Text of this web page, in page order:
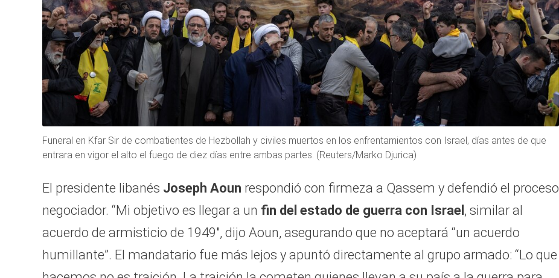
Funeral en Kfar Sir de combatientes de Hezbollah y civiles muertos en los enfrentamientos con Israel, días antes de que
entrara en vigor el alto el fuego de diez días entre ambas partes. (Reuters/Marko Djurica)
El presidente libanés Joseph Aoun respondió con firmeza a Qassem y defendió el proceso
negociador. “Mi objetivo es llegar a un fin del estado de guerra con Israel , similar al
acuerdo de armisticio de 1949″, dijo Aoun, asegurando que no aceptará “un acuerdo
humillante”. El mandatario fue más lejos y apuntó directamente al grupo armado: “Lo que